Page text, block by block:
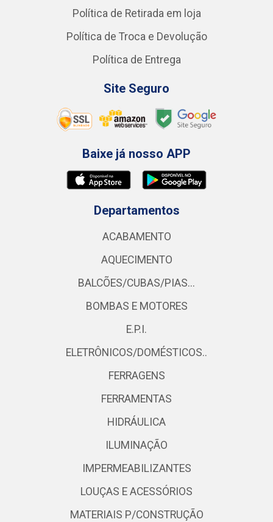
Política de Retirada em loja
Política de Troca e Devolução
Política de Entrega
Site Seguro
Baixe já nosso APP
Departamentos
ACABAMENTO
AQUECIMENTO
BALCÕES/CUBAS/PIAS...
BOMBAS E MOTORES
E.P.I.
ELETRÔNICOS/DOMÉSTICOS..
FERRAGENS
FERRAMENTAS
HIDRÁULICA
ILUMINAÇÃO
IMPERMEABILIZANTES
LOUÇAS E ACESSÓRIOS
MATERIAIS P/CONSTRUÇÃO